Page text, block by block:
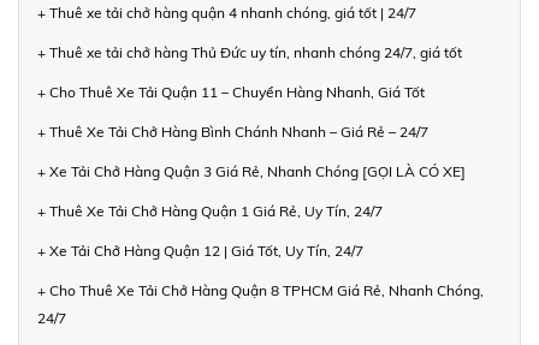
+ Thuê xe tải chở hàng quận 4 nhanh chóng, giá tốt | 24/7
+ Thuê xe tải chở hàng Thủ Đức uy tín, nhanh chóng 24/7, giá tốt
+ Cho Thuê Xe Tải Quận 11 – Chuyển Hàng Nhanh, Giá Tốt
+ Thuê Xe Tải Chở Hàng Bình Chánh Nhanh – Giá Rẻ – 24/7
+ Xe Tải Chở Hàng Quận 3 Giá Rẻ, Nhanh Chóng [GỌI LÀ CÓ XE]
+ Thuê Xe Tải Chở Hàng Quận 1 Giá Rẻ, Uy Tín, 24/7
+ Xe Tải Chở Hàng Quận 12 | Giá Tốt, Uy Tín, 24/7
+ Cho Thuê Xe Tải Chở Hàng Quận 8 TPHCM Giá Rẻ, Nhanh Chóng,
24/7